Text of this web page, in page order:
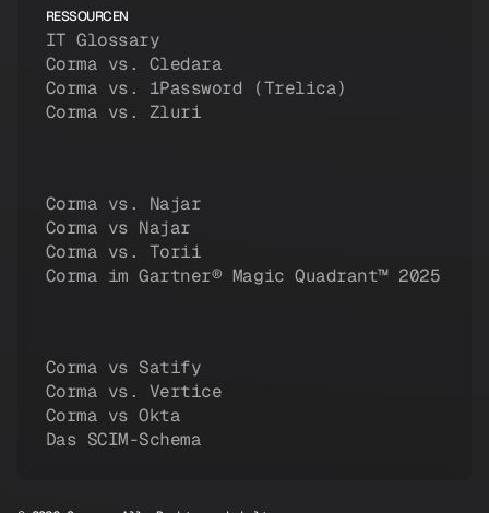
RESSOURCEN
IT Glossary
Corma vs. Cledara
Corma vs. 1Password (Trelica)
Corma vs. Zluri
Corma vs. Najar
Corma vs Najar
Corma vs. Torii
Corma im Gartner® Magic Quadrant™ 2025
Corma vs Satify
Corma vs. Vertice
Corma vs Okta
Das SCIM-Schema